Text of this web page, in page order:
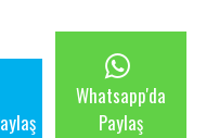
Whatsapp'da
Paylaş